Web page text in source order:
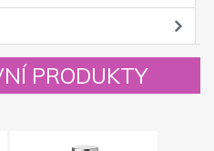
PRODUKTY